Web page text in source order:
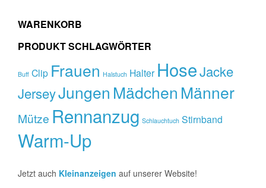
WARENKORB
PRODUKT SCHLAGWÖRTER
Buff Clip Frauen Halstuch Halter HoseJacke
JerseyJungen Mädchen Männer
Mütze Rennanzug Schlauchtuch Stirnband
Warm-Up
Jetzt auch Kleinanzeigen auf unserer Website!